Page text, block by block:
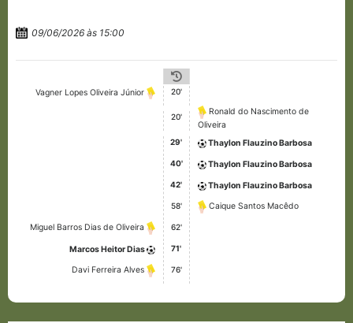
09/06/2026 às 15:00
Vagner Lopes Oliveira Júnior 20'
20'
Ronald do Nascimento de
Oliveira
29' Thaylon Flauzino Barbosa
40' Thaylon Flauzino Barbosa
42' Thaylon Flauzino Barbosa
58' Caique Santos Macêdo
Miguel Barros Dias de Oliveira 62'
Marcos Heitor Dias 71'
Davi Ferreira Alves 76'